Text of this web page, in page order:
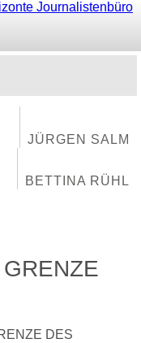
JÜRGEN SALM
BETTINA RÜHL